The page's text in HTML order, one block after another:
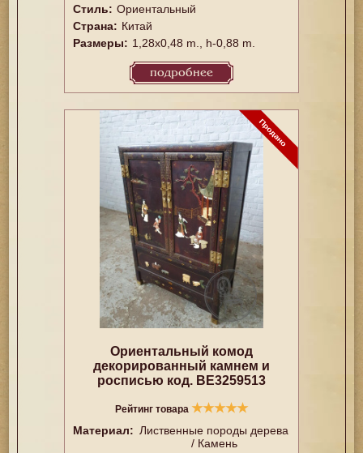
Стиль: Ориентальный
Страна: Китай
Размеры: 1,28x0,48 m., h-0,88 m.
подробнее
Ориентальный комод
декорированный камнем и
росписью код. BE3259513
Рейтинг товара ★★★★★
Материал: Лиственные породы дерева
/ Камень